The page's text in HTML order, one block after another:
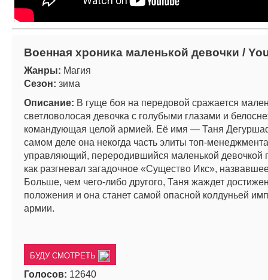
Военная хроника маленькой девочки /
Жанры: Магия
Сезон: зима
Описание: В гуще боя на передовой сражается
светловолосая девочка с голубыми глазами и
командующая целой армией. Её имя — Таня
самом деле она некогда часть элиты топ-
управляющий, переродившийся маленькой девочкой
как разгневал загадочное «Существо Икс»,
Больше, чем чего-либо другого, Таня жаждет
положения и она станет самой опасной колдуньей
армии.
БУДУ СМОТРЕТЬ
Голосов: 12640